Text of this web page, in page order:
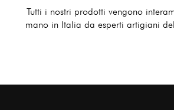
Tutti i nostri prodotti vengono
mano in Italia da esperti artigiani